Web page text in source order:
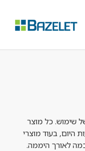
שימוש. כל מוצר
היום, בעוד מוצרי
לאורך היממה.